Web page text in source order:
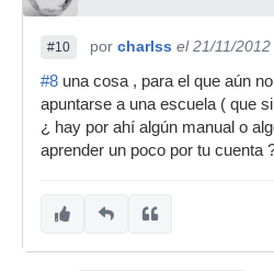
#10 por charlss el 21/11/2012
#8 una cosa , para el que aún
apuntarse a una escuela ( que
¿ hay por ahí algún manual o
aprender un poco por tu cuenta